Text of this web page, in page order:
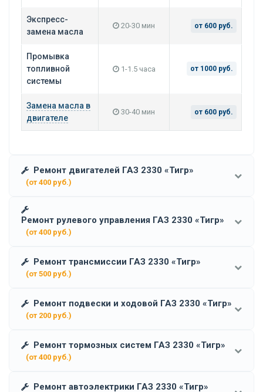
Экспресс-
замена масла
20-30 мин от 600 руб.
Промывка
топливной
системы
1-1.5 часа от 1000 руб.
Замена масла в
двигателе
30-40 мин от 600 руб.
Ремонт двигателей ГАЗ 2330 «Тигр»
(от 400 руб.)
Ремонт рулевого управления ГАЗ 2330 «Тигр»
(от 400 руб.)
Ремонт трансмиссии ГАЗ 2330 «Тигр»
(от 500 руб.)
Ремонт подвески и ходовой ГАЗ 2330 «Тигр»
(от 200 руб.)
Ремонт тормозных систем ГАЗ 2330 «Тигр»
(от 400 руб.)
Ремонт автоэлектрики ГАЗ 2330 «Тигр»